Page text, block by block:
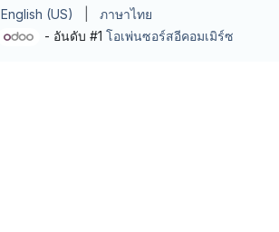
English (US)
ภาษาไทย
- อันดับ #1 โอเพ่นซอร์สอีคอมเมิร์ซ